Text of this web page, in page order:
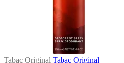
Tabac Original Tabac Original